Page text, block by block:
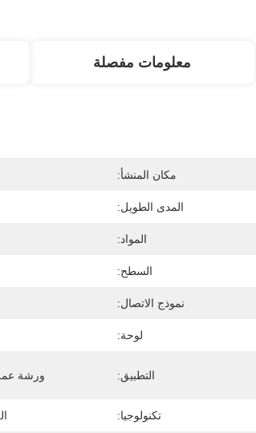
معلومات مفصلة
مكان المنشأ:
المدى الطويل:
المواد:
السطح:
نموذج الاتصال:
لوحة:
التطبيق: ورشة
تكنولوجيا: